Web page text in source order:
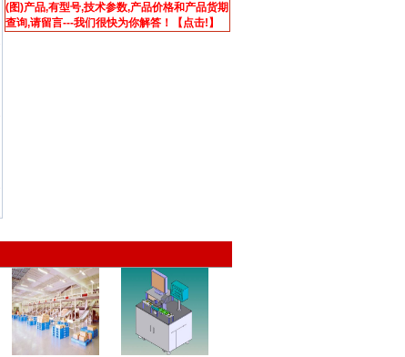
(图)产品,有型号,技术参数,产品价格和产品货期
查询,请留言---我们很快为你解答！【点击!】